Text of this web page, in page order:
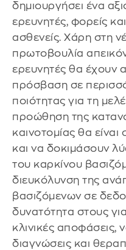
δημιουργήσει ένα
ερευνητές, φορείς
ασθενείς. Χάρη στη
πρωτοβουλία
ερευνητές θα έχουν
πρόσβαση σε
ποιότητας για τη
προώθηση της
καινοτομίας θα
και να δοκιμάσουν
του καρκίνου
διευκόλυνση της
βασιζόμενων σε
δυνατότητα στους
κλινικές αποφάσεις,
διαγνώσεις και